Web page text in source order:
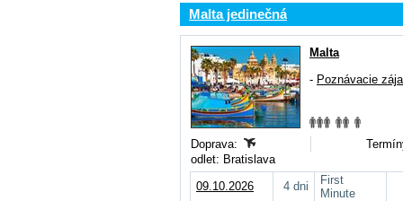
Malta jedinečná
Malta
- Poznávacie
Doprava:
odlet: Bratislava
09.10.2026
4 dni
First
Minute